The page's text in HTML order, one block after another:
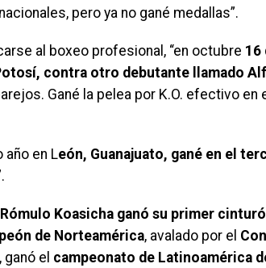
pero ya no gané medallas”.
al boxeo profesional, “en octubre 16
contra otro debutante llamado
Gané la pelea por K.O. efectivo en
año en León, Guanajuato, gané en el
Koasicha ganó su primer
de Norteamérica, avalado por el
el campeonato de Latinoamérica